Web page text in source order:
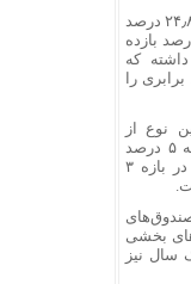
به این ترتیب یک صندوق بخشی با مثبت ۲۴٫۸ درصد
بخشی دیگر با مثبت ۷٫۲ درصد بازده
که
را
۳ ماهه این نوع از
صندوق‌ها در این هفته مثبت و نزدیک به ۵ درصد
بوده‌ است. یکی از صندوق‌های بخشی در بازه ۳
از صندوق‌های
بخشی
و در یک سال نیز